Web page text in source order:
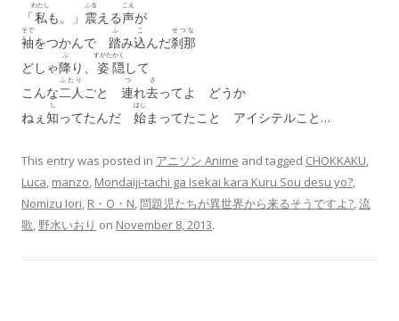
「私
わたし
も。」 震
ふる
える声
こえ
が
袖
そで
をつかんで 踏
ふ
み込
こ
んだ刹那
せつな
どしゃ降
ぶ
り、 姿
すがた
隠
かく
して
こんな二人
ふたり
ごと 連
つ
れ去
さ
ってよ どうか
ねぇ 知
し
ってたんだ 始
はじ
まってたこと アイシテルこと…
This entry was posted in アニソン Anime and tagged CHOKKAKU,
Luca, manzo, Mondaiji-tachi ga Isekai kara Kuru Sou desu yo?,
Nomizu Iori, R・O・N, 問題児たちが異世界から来るそうですよ?,流
歌, 野水いおり on November 8, 2013.